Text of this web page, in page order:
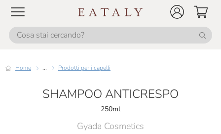
Home ... Prodotti per i capelli
SHAMPOO ANTICRESPO
250ml
Gyada Cosmetics